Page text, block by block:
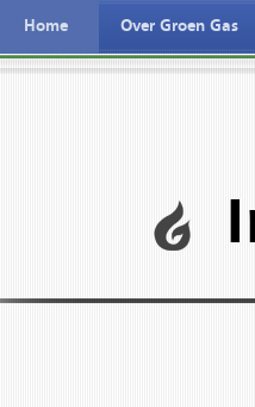
Home Over Groen Gas
Nederlandse taal
Deutche